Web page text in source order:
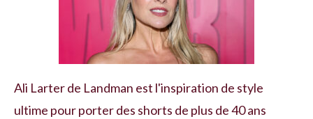
Ali Larter de Landman est l'inspiration de style
ultime pour porter des shorts de plus de 40 ans